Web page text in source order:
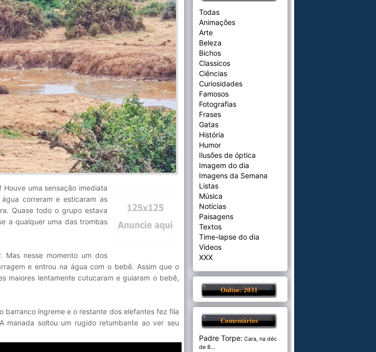
uma sensação imediata
correram e esticaram as
Quase todo o grupo estava
a qualquer uma das trombas
nesse momento um dos
e entrou na água com o bebê. Assim que o
maiores lentamente cutucaram e guiaram o bebê,
barranco íngreme e o restante dos elefantes fez fila
manada soltou um rugido retumbante ao ver seu
Todas
Animações
Arte
Beleza
Bichos
Classicos
Ciências
Curiosidades
Famosos
Fotografias
Frases
Gatas
História
Humor
Ilusões de óptica
Imagem do dia
Imagens da Semana
Listas
Música
Notícias
Paisagens
Textos
Time-lapse do dia
Videos
XXX
Online: 2031
Comentários
Padre Torpe: Cara, na década
de 8...